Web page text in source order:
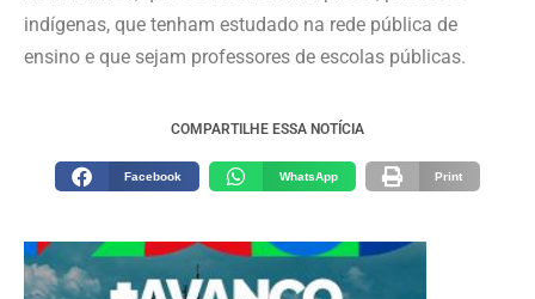
indígenas, que tenham estudado na rede pública de
ensino e que sejam professores de escolas públicas.
COMPARTILHE ESSA NOTÍCIA
Facebook WhatsApp Print